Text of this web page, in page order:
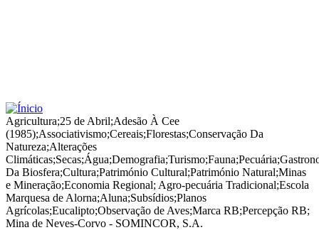
Agricultura;25 de Abril;Adesão À Cee
(1985);Associativismo;Cereais;Florestas;Conservação Da
Natureza;Alterações
Climáticas;Secas;Água;Demografia;Turismo;Fauna;Pecuária;
Da Biosfera;Cultura;Património Cultural;Património Natural;Minas
e Mineração;Economia Regional; Agro-pecuária Tradicional;Escola
Marquesa de Alorna;Aluna;Subsídios;Planos
Agrícolas;Eucalipto;Observação de Aves;Marca RB;Percepção RB;
Mina de Neves-Corvo - SOMINCOR, S.A.